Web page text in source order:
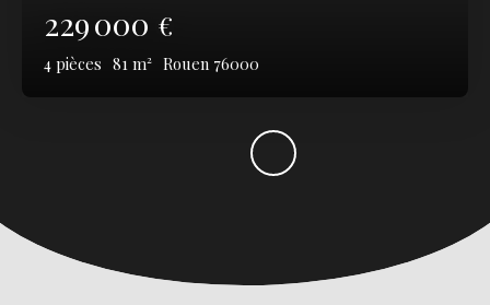
229 000 €
4 pièces 81 m² Rouen 76000